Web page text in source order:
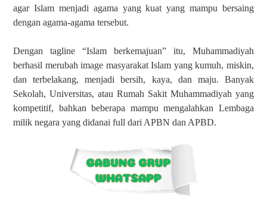
agar Islam menjadi agama yang kuat yang mampu bersaing
dengan agama-agama tersebut.
Dengan tagline “Islam berkemajuan” itu, Muhammadiyah
berhasil merubah image masyarakat Islam yang kumuh, miskin,
dan terbelakang, menjadi bersih, kaya, dan maju. Banyak
Sekolah, Universitas, atau Rumah Sakit Muhammadiyah yang
kompetitif, bahkan beberapa mampu mengalahkan Lembaga
milik negara yang didanai full dari APBN dan APBD.